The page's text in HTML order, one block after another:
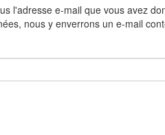
l'adresse e-mail que vous avez
nous y enverrons un e-mail